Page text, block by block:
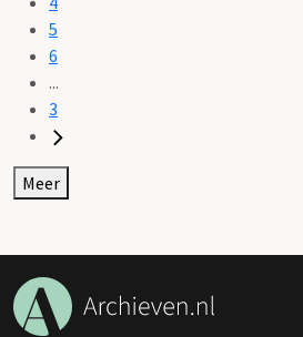
5
6
...
3
Meer